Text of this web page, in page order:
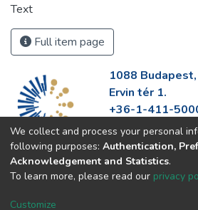
Text
Full item page
1088
Ervin tér 1.
+36-1-411-
info@fszek.hu
https://fszek.hu
We collect and process your personal
following purposes: Authentication,
Acknowledgement and Statistics.
To learn more, please read our privacy
Customize